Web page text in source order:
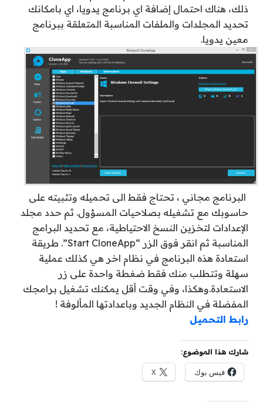
ذلك، هناك احتمال إضافة اي برنامج يدويا، اي بامكانك
تحديد المجلدات والملفات المناسبة المتعلقة ببرنامج
معين يدويا.
البرنامج مجاني ، تحتاج فقط الى تحميله وتثبيته على
حاسوبك مع تشغيله بصلاحيات المسؤول. ثم حدد مجلد
الإعدادات لتخزين النسخ الاحتياطية، مع تحديد البرامج
المناسبة ثم انقر فوق الزر “Start CloneApp”. طريقة
استعادة هذه البرنامج في نظام اخر هي كذلك عملية
سهلة وتتطلب منك فقط ضغطة واحدة على زر
الاستعادة.وهكذا، وفي وقت أقل يمكنك تشغيل برامجك
المفضلة في النظام الجديد وباعدادتها المألوفة !
رابط التحميل
شارك هذا الموضوع:
فيس بوك X